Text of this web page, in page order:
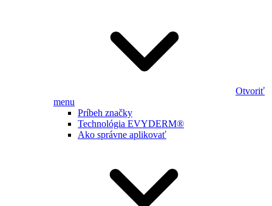
Otvoriť
menu
Príbeh značky
Technológia EVYDERM®
Ako správne aplikovať